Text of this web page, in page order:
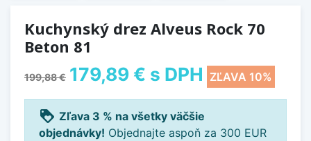
Kuchynský drez Alveus Rock 70
Beton 81
199,88 € 179,89 € s DPH ZĽAVA 10%
loyalty Zľava 3 % na všetky väčšie
objednávky! Objednajte aspoň za 300 EUR